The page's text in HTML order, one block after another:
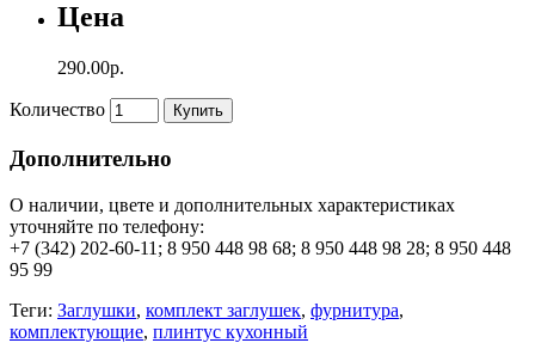
Цена
290.00р.
Количество Купить
Дополнительно
О наличии, цвете и дополнительных характеристиках
уточняйте по телефону:
+7 (342) 202-60-11; 8 950 448 98 68; 8 950 448 98 28; 8 950 448
95 99
Теги: Заглушки, комплект заглушек, фурнитура,
комплектующие, плинтус кухонный